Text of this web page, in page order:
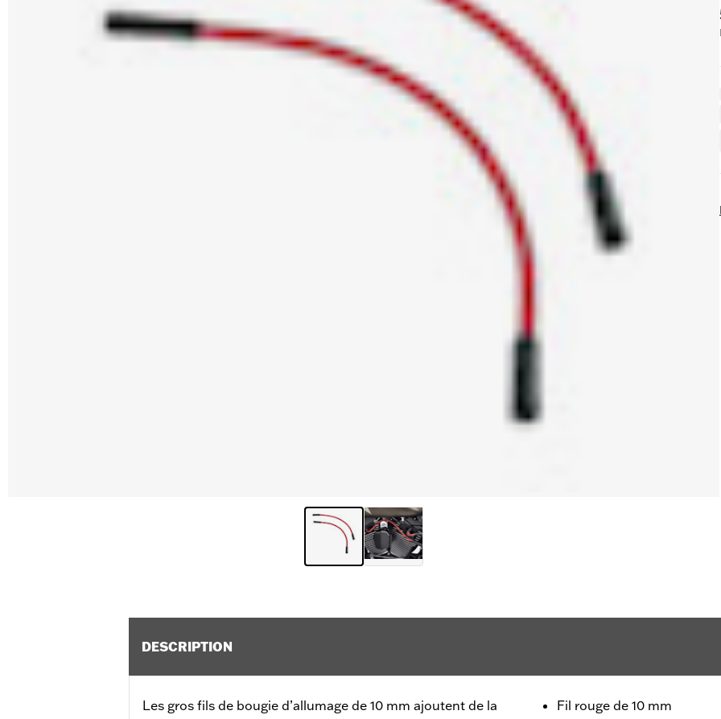
DESCRIPTION
Les gros fils de bougie d’allumage de 10 mm ajoutent de la
Fil rouge de 10 mm